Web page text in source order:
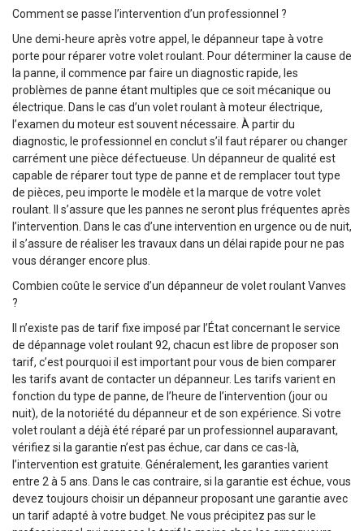
Comment se passe l’intervention d’un professionnel ?
Une demi-heure après votre appel, le dépanneur tape à votre
porte pour réparer votre volet roulant. Pour déterminer la cause de
la panne, il commence par faire un diagnostic rapide, les
problèmes de panne étant multiples que ce soit mécanique ou
électrique. Dans le cas d’un volet roulant à moteur électrique,
l’examen du moteur est souvent nécessaire. À partir du
diagnostic, le professionnel en conclut s’il faut réparer ou changer
carrément une pièce défectueuse. Un dépanneur de qualité est
capable de réparer tout type de panne et de remplacer tout type
de pièces, peu importe le modèle et la marque de votre volet
roulant. Il s’assure que les pannes ne seront plus fréquentes après
l’intervention. Dans le cas d’une intervention en urgence ou de nuit,
il s’assure de réaliser les travaux dans un délai rapide pour ne pas
vous déranger encore plus.
Combien coûte le service d’un dépanneur de volet roulant Vanves
?
Il n’existe pas de tarif fixe imposé par l’État concernant le service
de dépannage volet roulant 92, chacun est libre de proposer son
tarif, c’est pourquoi il est important pour vous de bien comparer
les tarifs avant de contacter un dépanneur. Les tarifs varient en
fonction du type de panne, de l’heure de l’intervention (jour ou
nuit), de la notoriété du dépanneur et de son expérience. Si votre
volet roulant a déjà été réparé par un professionnel auparavant,
vérifiez si la garantie n’est pas échue, car dans ce cas-là,
l’intervention est gratuite. Généralement, les garanties varient
entre 2 à 5 ans. Dans le cas contraire, si la garantie est échue, vous
devez toujours choisir un dépanneur proposant une garantie avec
un tarif adapté à votre budget. Ne vous précipitez pas sur le